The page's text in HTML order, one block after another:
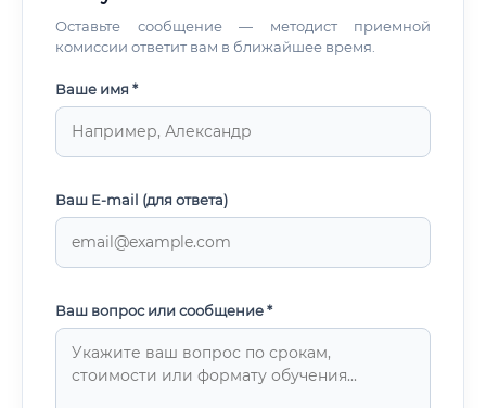
Оставьте сообщение — методист приемной
комиссии ответит вам в ближайшее время.
Ваше имя *
Ваш E-mail (для ответа)
Ваш вопрос или сообщение *